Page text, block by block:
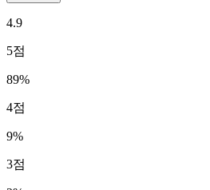
4.9
5점
89%
4점
9%
3점